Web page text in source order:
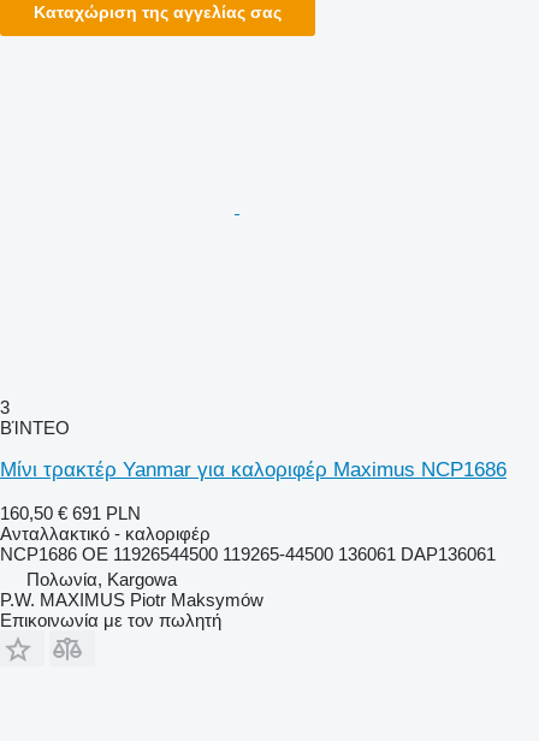
Καταχώριση της αγγελίας σας
3
ΒΊΝΤΕΟ
Μίνι τρακτέρ Yanmar για καλοριφέρ Maximus NCP1686
160,50 € 691 PLN
Ανταλλακτικό - καλοριφέρ
NCP1686 OE 11926544500 119265-44500 136061 DAP136061
Πολωνία, Kargowa
P.W. MAXIMUS Piotr Maksymów
Επικοινωνία με τον πωλητή